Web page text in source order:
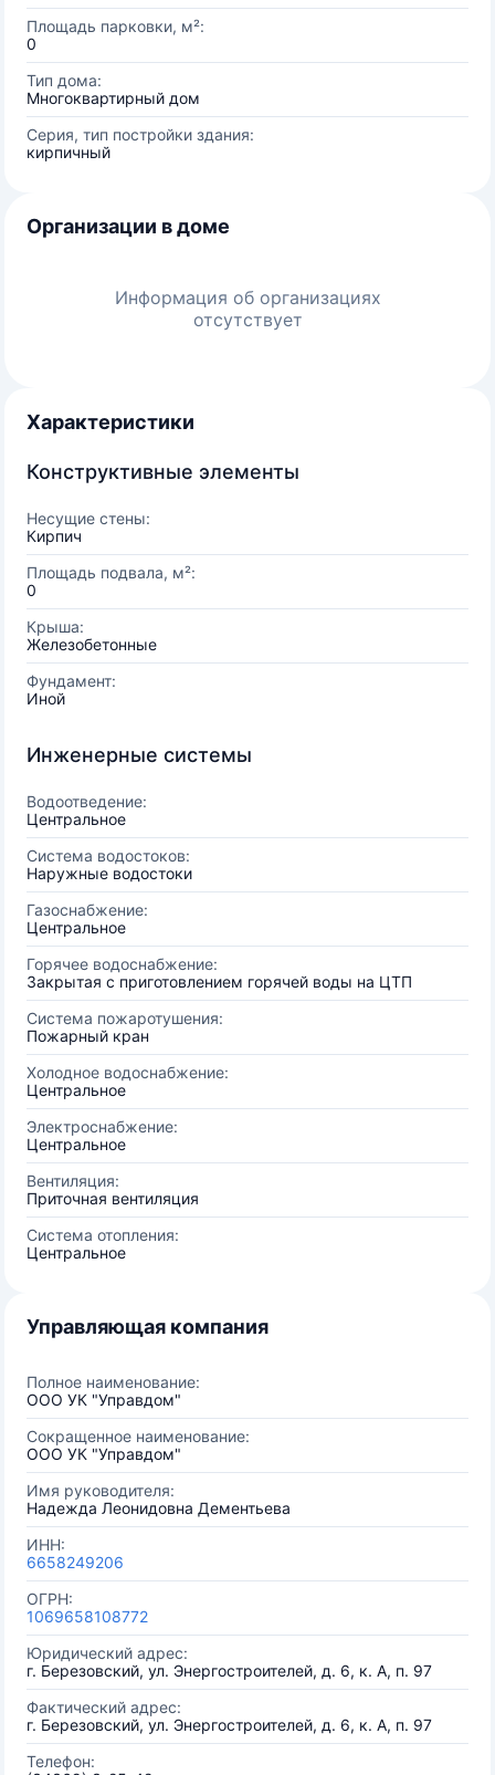
Площадь парковки, м²:
0
Тип дома:
Многоквартирный дом
Серия, тип постройки здания:
кирпичный
Организации в доме
Информация об организациях
отсутствует
Характеристики
Конструктивные элементы
Несущие стены:
Кирпич
Площадь подвала, м²:
0
Крыша:
Железобетонные
Фундамент:
Иной
Инженерные системы
Водоотведение:
Центральное
Система водостоков:
Наружные водостоки
Газоснабжение:
Центральное
Горячее водоснабжение:
Закрытая с приготовлением горячей воды на ЦТП
Система пожаротушения:
Пожарный кран
Холодное водоснабжение:
Центральное
Электроснабжение:
Центральное
Вентиляция:
Приточная вентиляция
Система отопления:
Центральное
Управляющая компания
Полное наименование:
ООО УК "Управдом"
Сокращенное наименование:
ООО УК "Управдом"
Имя руководителя:
Надежда Леонидовна Дементьева
ИНН:
6658249206
ОГРН:
1069658108772
Юридический адрес:
г. Березовский, ул. Энергостроителей, д. 6, к. А, п. 97
Фактический адрес:
г. Березовский, ул. Энергостроителей, д. 6, к. А, п. 97
Телефон: